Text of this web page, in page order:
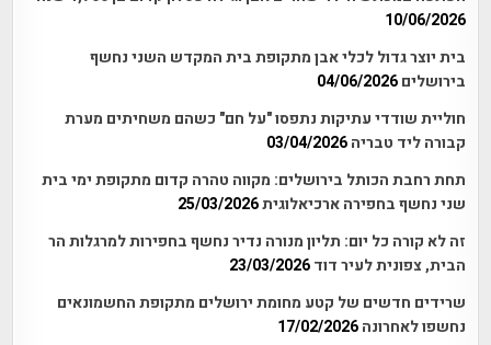
10/06/2026
בית יוצר גדול לכלי אבן מתקופת בית המקדש השני נחשף
בירושלים 04/06/2026
חוליית שודדי עתיקות נתפסו "על חם" כשהם משחיתים מערת
קבורה ליד טבריה 03/04/2026
תחת רחבת הכותל בירושלים: מקווה טהרה קדום מתקופת ימי בית
שני נחשף בחפירה ארכיאלוגית25/03/2026
זה לא קורה כל יום: תליון מנורה נדיר נחשף בחפירות למרגלות הר
הבית, צפונית לעיר דוד 23/03/2026
שרידים חדשים של קטע מחומת ירושלים מתקופת החשמונאים
נחשפו לאחרונה 17/02/2026